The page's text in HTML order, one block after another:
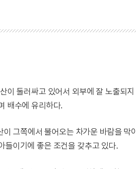
이 둘러싸고 있어서 외부에 잘 노출되
배수에 유리하다.
그쪽에서 불어오는 차가운 바람을
들이기에 좋은 조건을 갖추고 있다.